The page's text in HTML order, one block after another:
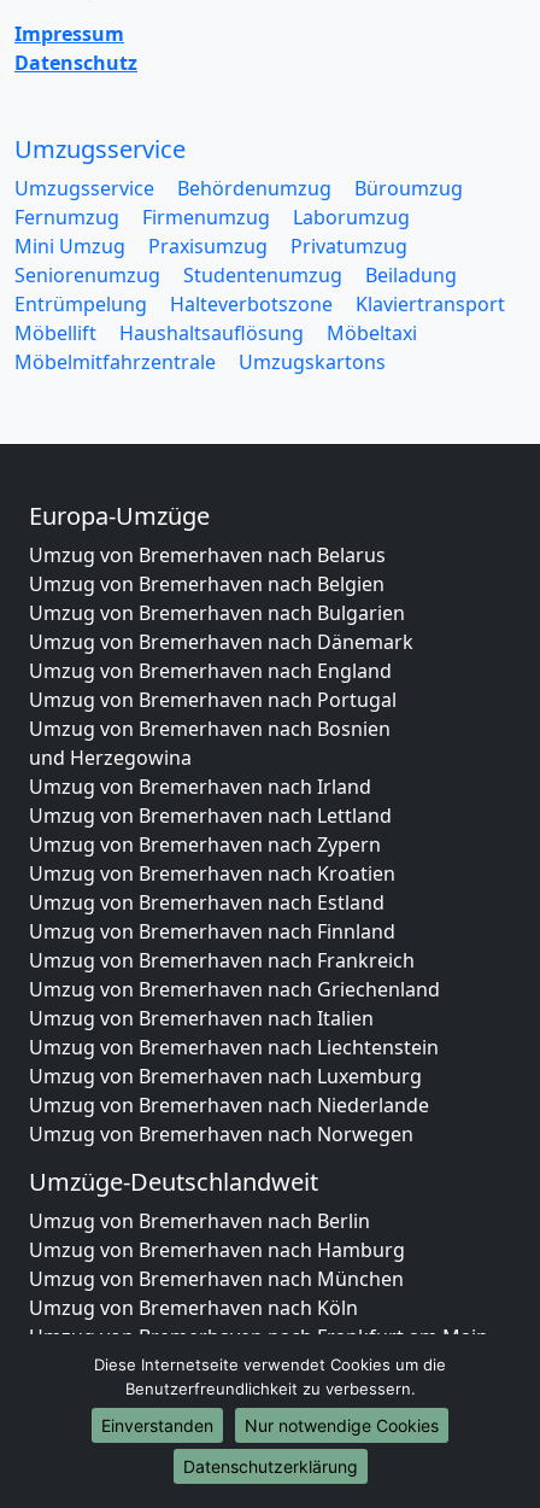
Impressum
Datenschutz
Umzugsservice
Umzugsservice Behördenumzug
Büroumzug
Fernumzug
Firmenumzug
Laborumzug
Mini Umzug
Praxisumzug
Privatumzug
Seniorenumzug
Studentenumzug
Beiladung
Entrümpelung
Halteverbotszone
Klaviertransport
Möbellift
Haushaltsauflösung
Möbeltaxi
Möbelmitfahrzentrale
Umzugskartons
Europa-Umzüge
Umzug von Bremerhaven nach Belarus
Umzug von Bremerhaven nach Belgien
Umzug von Bremerhaven nach Bulgarien
Umzug von Bremerhaven nach Dänemark
Umzug von Bremerhaven nach England
Umzug von Bremerhaven nach Portugal
Umzug von Bremerhaven nach Bosnien
und Herzegowina
Umzug von Bremerhaven nach Irland
Umzug von Bremerhaven nach Lettland
Umzug von Bremerhaven nach Zypern
Umzug von Bremerhaven nach Kroatien
Umzug von Bremerhaven nach Estland
Umzug von Bremerhaven nach Finnland
Umzug von Bremerhaven nach Frankreich
Umzug von Bremerhaven nach Griechenland
Umzug von Bremerhaven nach Italien
Umzug von Bremerhaven nach Liechtenstein
Umzug von Bremerhaven nach Luxemburg
Umzug von Bremerhaven nach Niederlande
Umzug von Bremerhaven nach Norwegen
Umzüge-Deutschlandweit
Umzug von Bremerhaven nach Berlin
Umzug von Bremerhaven nach Hamburg
Umzug von Bremerhaven nach München
Umzug von Bremerhaven nach Köln
Umzug von Bremerhaven nach Frankfurt am Main
Umzug von Bremerhaven nach Stuttgart
Umzug von Bremerhaven nach Düsseldorf
Umzug von Bremerhaven nach Leipzig
Umzug von Bremerhaven nach Dortmund
Umzug von Bremerhaven nach Essen
Diese Internetseite verwendet Cookies um die
Benutzerfreundlichkeit zu verbessern.
Einverstanden
Nur notwendige Cookies
Datenschutzerklärung